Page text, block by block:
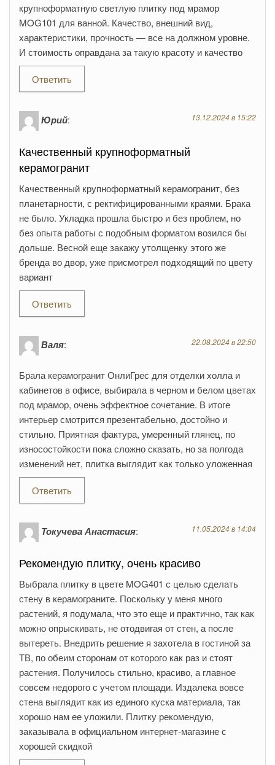
крупноформатную светлую плитку под мрамор
MOG101 для ванной. Качество, внешний вид,
характеристики, прочность — все на должном уровне.
И стоимость оправдана за такую красоту и качество
Ответить
Юрий: 13.12.2024 в 15:22
Качественный крупноформатный
керамогранит
Качественный крупноформатный керамогранит, без
планетарности, с ректифицированными краями. Брака
не было. Укладка прошла быстро и без проблем, но
без опыта работы с подобным форматом возился бы
дольше. Весной еще закажу утолщенку этого же
бренда во двор, уже присмотрел подходящий по цвету
вариант
Ответить
Валя: 22.08.2024 в 22:50
Брала керамогранит ОнлиГрес для отделки холла и
кабинетов в офисе, выбирала в черном и белом цветах
под мрамор, очень эффектное сочетание. В итоге
интерьер смотрится презентабельно, достойно и
стильно. Приятная фактура, умеренный глянец, по
износостойкости пока сложно сказать, но за полгода
изменений нет, плитка выглядит как только уложенная
Ответить
Токучева Анастасия: 11.05.2024 в 14:04
Рекомендую плитку, очень красиво
Выбрала плитку в цвете MOG401 с целью сделать
стену в керамограните. Поскольку у меня много
растений, я подумала, что это еще и практично, так как
можно опрыскивать, не отодвигая от стен, а после
вытереть. Внедрить решение я захотела в гостиной за
ТВ, по обеим сторонам от которого как раз и стоят
растения. Получилось стильно, красиво, а главное
совсем недорого с учетом площади. Издалека вовсе
стена выглядит как из единого куска материала, так
хорошо нам ее уложили. Плитку рекомендую,
заказывала в официальном интернет-магазине с
хорошей скидкой